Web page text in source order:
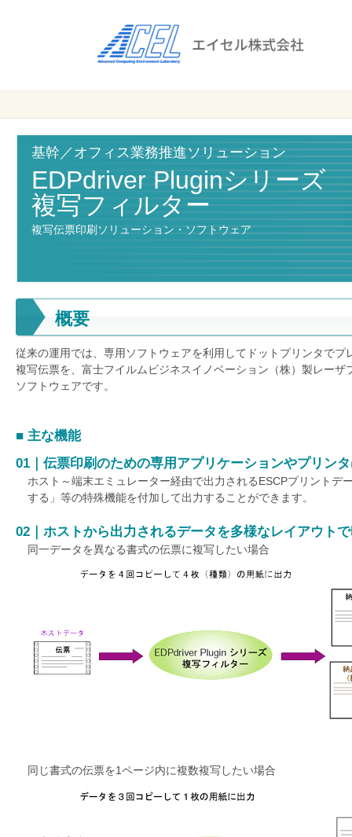
株式会社
ス
効
率
化
ス
を
支
基幹／オフィス業務推進ソリューション
EDPdriver Pluginシリーズ
複写フィルター
複写伝票印刷ソリューション・ソフトウェア
概要
従来の運用では、専用ソフトウェアを利用してドットプリンタでプ
複写伝票を、富士フイルムビジネスイノベーション（株）製レーザ
ソフトウェアです。
■ 主な機能
01｜伝票印刷のための専用アプリケーションやプリン
ホスト～端末エミュレーター経由で出力されるESCPプリントデ
する」等の特殊機能を付加して出力することができます。
02｜ホストから出力されるデータを多様なレイアウト
同一データを異なる書式の伝票に複写したい場合
同じ書式の伝票を1ページ内に複数複写したい場合
セ
株
式
会
社